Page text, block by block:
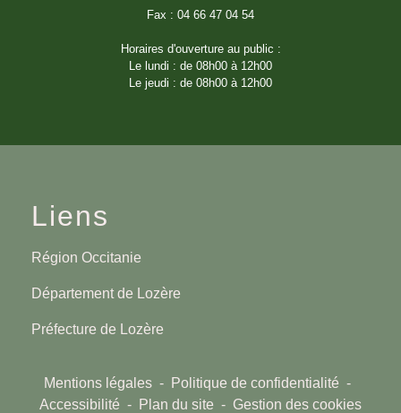
Fax : 04 66 47 04 54
Horaires d'ouverture au public :
Le lundi : de 08h00 à 12h00
Le jeudi : de 08h00 à 12h00
Liens
Région Occitanie
Département de Lozère
Préfecture de Lozère
Mentions légales - Politique de confidentialité -
Accessibilité - Plan du site - Gestion des cookies